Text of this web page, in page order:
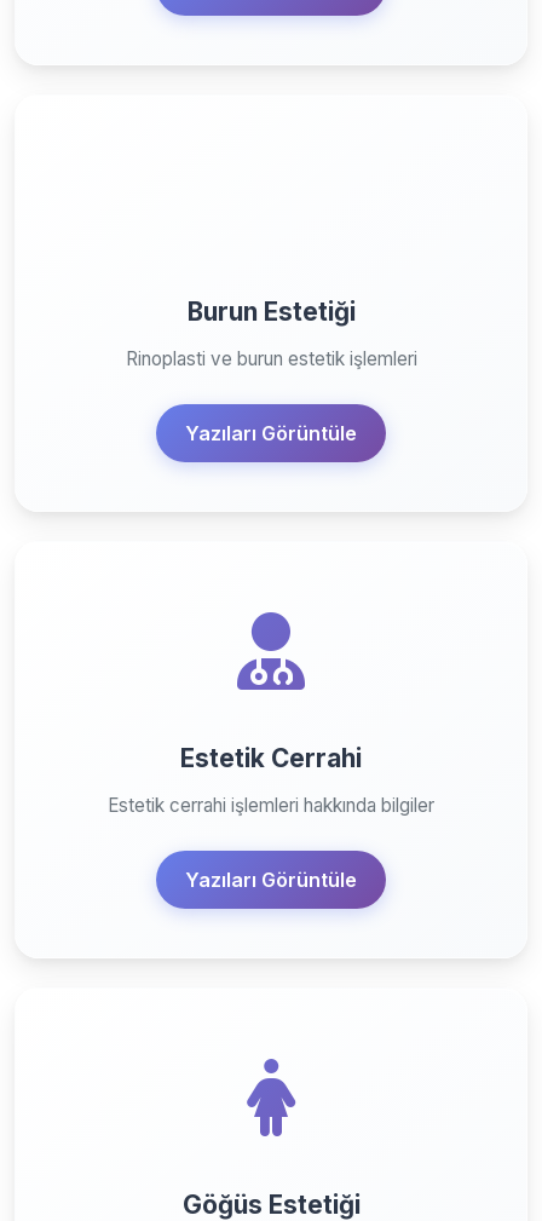
Burun Estetiği
Rinoplasti ve burun estetik işlemleri
Yazıları Görüntüle
Estetik Cerrahi
Estetik cerrahi işlemleri hakkında bilgiler
Yazıları Görüntüle
Göğüs Estetiği